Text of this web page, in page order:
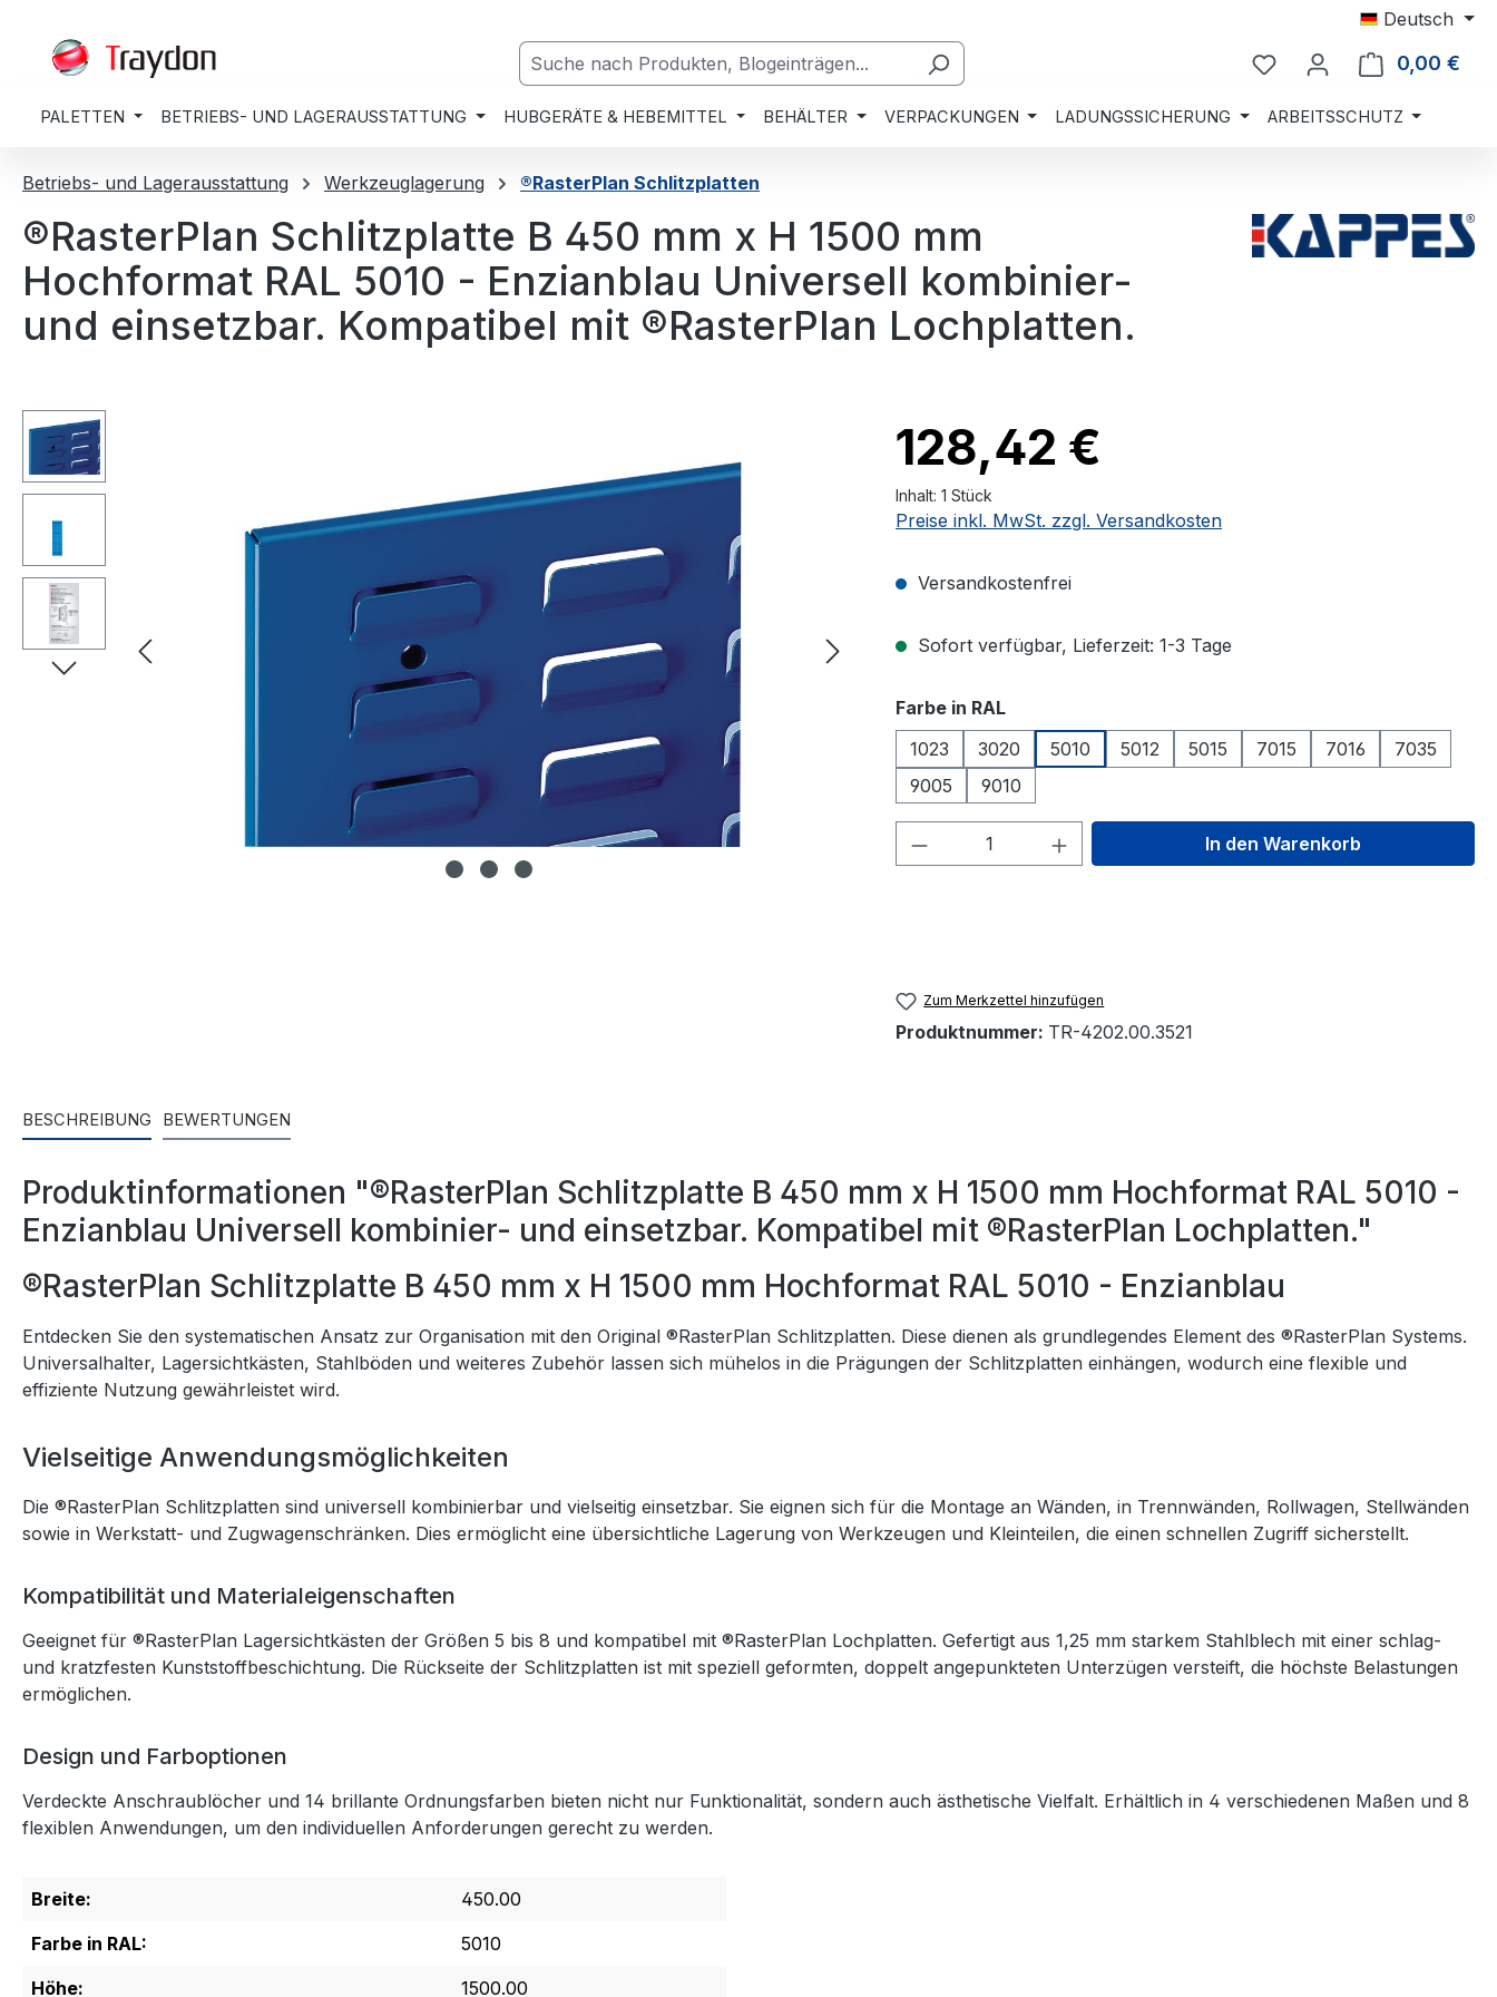
Deutsch
0,00 €
PALETTEN BETRIEBS- UND LAGERAUSSTATTUNG HUBGERÄTE & HEBEMITTEL BEHÄLTER VERPACKUNGEN LADUNGSSICHERUNG ARBEITSSCHUTZ
Betriebs- und Lagerausstattung Werkzeuglagerung ®RasterPlan Schlitzplatten
®RasterPlan Schlitzplatte B 450 mm x H 1500 mm
Hochformat RAL 5010 - Enzianblau Universell kombinier-
und einsetzbar. Kompatibel mit ®RasterPlan Lochplatten.
Bildergalerie überspringen 128,42 €
Inhalt: 1 Stück
Preise inkl. MwSt. zzgl. Versandkosten
Versandkostenfrei
Sofort verfügbar, Lieferzeit: 1-3 Tage
Farbe in RALauswählen
1023
3020 5010 5012 5015 7015 7016
7035
9005
9010
Produkt Anzahl: Gib den gewünschten Wert
In den Warenkorb
Zum Merkzettel hinzufügen
Produktnummer: TR-4202.00.3521
BESCHREIBUNG BEWERTUNGEN
Produktinformationen "®RasterPlan Schlitzplatte B 450 mm x H 1500 mm Hochformat RAL 5010 -
Enzianblau Universell kombinier- und einsetzbar. Kompatibel mit ®RasterPlan Lochplatten."
®RasterPlan Schlitzplatte B 450 mm x H 1500 mm Hochformat RAL 5010 - Enzianblau
Entdecken Sie den systematischen Ansatz zur Organisation mit den Original ®RasterPlan Schlitzplatten. Diese dienen als grundlegendes Element des ®RasterPlan Systems.
Universalhalter, Lagersichtkästen, Stahlböden und weiteres Zubehör lassen sich mühelos in die Prägungen der Schlitzplatten einhängen, wodurch eine flexible und
effiziente Nutzung gewährleistet wird.
Vielseitige Anwendungsmöglichkeiten
Die ®RasterPlan Schlitzplatten sind universell kombinierbar und vielseitig einsetzbar. Sie eignen sich für die Montage an Wänden, in Trennwänden, Rollwagen, Stellwänden
sowie in Werkstatt- und Zugwagenschränken. Dies ermöglicht eine übersichtliche Lagerung von Werkzeugen und Kleinteilen, die einen schnellen Zugriff sicherstellt.
Kompatibilität und Materialeigenschaften
Geeignet für ®RasterPlan Lagersichtkästen der Größen 5 bis 8 und kompatibel mit ®RasterPlan Lochplatten. Gefertigt aus 1,25 mm starkem Stahlblech mit einer schlag-
und kratzfesten Kunststoffbeschichtung. Die Rückseite der Schlitzplatten ist mit speziell geformten, doppelt angepunkteten Unterzügen versteift, die höchste Belastungen
ermöglichen.
Design und Farboptionen
Verdeckte Anschraublöcher und 14 brillante Ordnungsfarben bieten nicht nur Funktionalität, sondern auch ästhetische Vielfalt. Erhältlich in 4 verschiedenen Maßen und 8
flexiblen Anwendungen, um den individuellen Anforderungen gerecht zu werden.
Breite:
450.00
Farbe in RAL:
5010
Höhe:
1500.00